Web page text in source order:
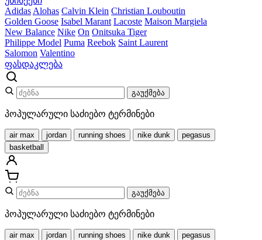
Adidas Alohas Calvin Klein Christian Louboutin
Golden Goose Isabel Marant Lacoste Maison Margiela
New Balance Nike On Onitsuka Tiger
Philippe Model Puma Reebok Saint Laurent
Salomon Valentino
ფასდაკლება
გაუქმება
პოპულარული საძიებო ტერმინები
air max jordan running shoes nike dunk
pegasus
basketball
გაუქმება
პოპულარული საძიებო ტერმინები
air max jordan running shoes nike dunk
pegasus